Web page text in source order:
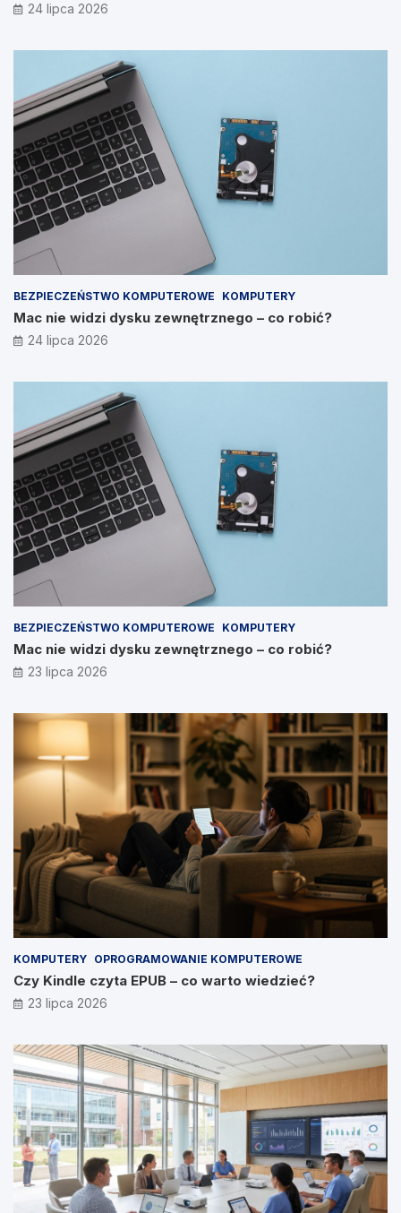
24 lipca 2026
BEZPIECZEŃSTWO KOMPUTEROWE KOMPUTERY
Mac nie widzi dysku zewnętrznego – co robić?
24 lipca 2026
BEZPIECZEŃSTWO KOMPUTEROWE KOMPUTERY
Mac nie widzi dysku zewnętrznego – co robić?
23 lipca 2026
KOMPUTERY OPROGRAMOWANIE KOMPUTEROWE
Czy Kindle czyta EPUB – co warto wiedzieć?
23 lipca 2026